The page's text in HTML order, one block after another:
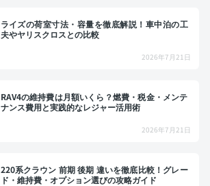
ライズの荷室寸法・容量を徹底解説！車中泊の工
夫やヤリスクロスとの比較
2026年7月21日
RAV4の維持費は月額いくら？燃費・税金・メンテ
ナンス費用と実践的なレジャー活用術
2026年7月21日
220系クラウン 前期 後期 違いを徹底比較！グレー
ド・維持費・オプション選びの攻略ガイド